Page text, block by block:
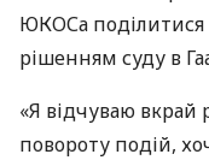
ЮКОСа
рішенням суду в
«Я відчуваю вкрай
повороту подій,